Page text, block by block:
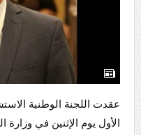
عقدت اللجنة الوطنية
الأول يوم الإثنين في